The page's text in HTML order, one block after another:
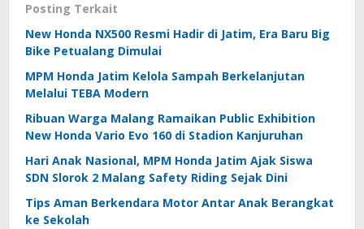
Posting Terkait
New Honda NX500 Resmi Hadir di Jatim, Era Baru Big
Bike Petualang Dimulai
MPM Honda Jatim Kelola Sampah Berkelanjutan
Melalui TEBA Modern
Ribuan Warga Malang Ramaikan Public Exhibition
New Honda Vario Evo 160 di Stadion Kanjuruhan
Hari Anak Nasional, MPM Honda Jatim Ajak Siswa
SDN Slorok 2 Malang Safety Riding Sejak Dini
Tips Aman Berkendara Motor Antar Anak Berangkat
ke Sekolah